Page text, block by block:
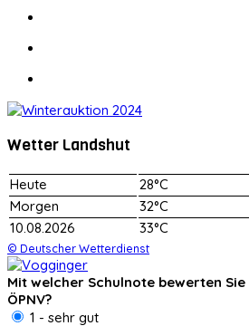
Wetter Landshut
Heute
28°C
Morgen
32°C
10.08.2026
33°C
© Deutscher Wetterdienst
Mit welcher Schulnote bewerten
ÖPNV?
1 - sehr gut